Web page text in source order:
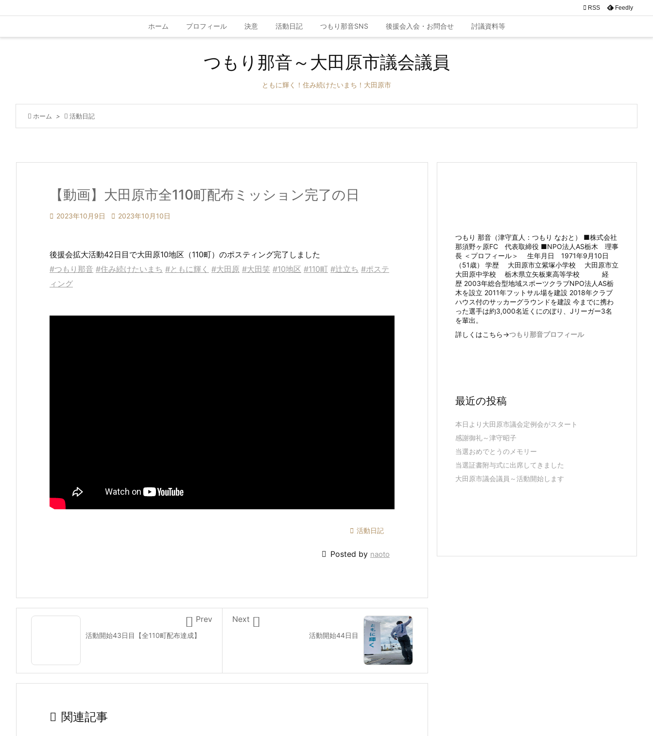
ホーム プロフィール 決意 活動日記 つもり那音SNS 後援会入会・お問合せ 討議資料等
 RSS Feedly
つもり那音～大田原市議会議員
ともに輝く！住み続けたいまち！大田原市
 ホーム >  活動日記
【動画】大田原市全110町配布ミッション完了の日
 2023年10月9日  2023年10月10日
後援会拡大活動42日目で大田原10地区（110町）のポスティング完了しました
#つもり那音 #住み続けたいまち #ともに輝く #大田原 #大田笑 #10地区 #110町 #辻立ち #ポステ
ィング
 活動日記
 Posted by naoto
活動開始44日目

Next
活動開始43日目【全110町配布達成】
 Prev
 関連記事
つもり 那音（津守直人：つもり なおと） ■株式会社
那須野ヶ原FC 代表取締役 ■NPO法人AS栃木 理事
長 ＜プロフィール＞ 生年月日 1971年9月10日
（51歳） 学歴 大田原市立紫塚小学校 大田原市立
大田原中学校 栃木県立矢板東高等学校 経
歴 2003年総合型地域スポーツクラブNPO法人AS栃
木を設立 2011年フットサル場を建設 2018年クラブ
ハウス付のサッカーグラウンドを建設 今までに携わ
った選手は約3,000名近くにのぼり、Jリーガー3名
を輩出。
詳しくはこちら→つもり那音プロフィール
最近の投稿
本日より大田原市議会定例会がスタート
感謝御礼～津守昭子
当選おめでとうのメモリー
当選証書附与式に出席してきました
大田原市議会議員～活動開始します